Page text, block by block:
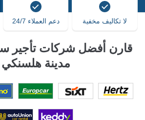
لا تكاليف مخفية دعم العملاء 24/7
قارن أفضل شركات تأجير
مدينة هلسنكي